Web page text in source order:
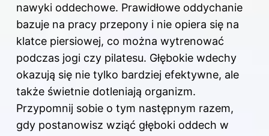
nawyki oddechowe. Prawidłowe oddychanie
bazuje na pracy przepony i nie opiera się na
klatce piersiowej, co można wytrenować
podczas jogi czy pilatesu. Głębokie wdechy
okazują się nie tylko bardziej efektywne, ale
także świetnie dotleniają organizm.
Przypomnij sobie o tym następnym razem,
gdy postanowisz wziąć głęboki oddech w